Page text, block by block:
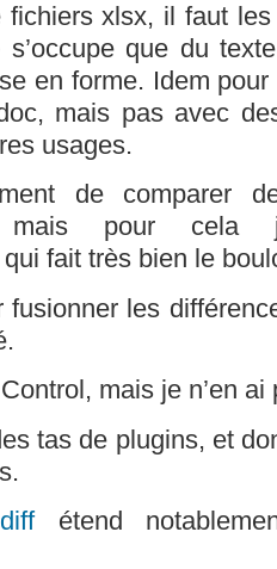
fichiers xlsx, il faut
s’occupe que du
en forme. Idem
mais pas avec
usages.
de comparer
mais pour
fait très bien le
fusionner les
mais je n’en ai
tas de plugins, et
étend